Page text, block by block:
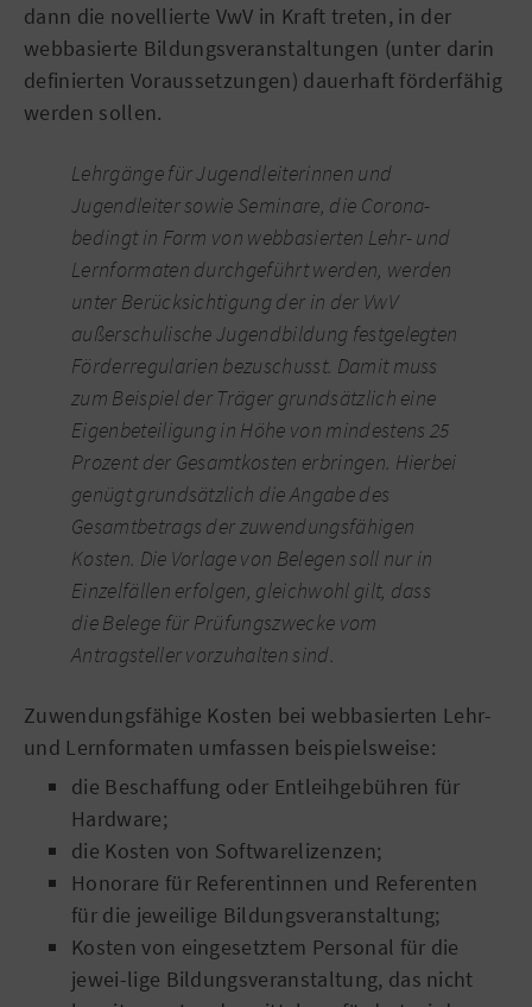
dann die novellierte VwV in Kraft treten, in der
webbasierte Bildungsveranstaltungen (unter darin
definierten Voraussetzungen) dauerhaft förderfähig
werden sollen.
Lehrgänge für Jugendleiterinnen und
Jugendleiter sowie Seminare, die Corona-
bedingt in Form von webbasierten Lehr- und
Lernformaten durchgeführt werden, werden
unter Berücksichtigung der in der VwV
außerschulische Jugendbildung festgelegten
Förderregularien bezuschusst. Damit muss
zum Beispiel der Träger grundsätzlich eine
Eigenbeteiligung in Höhe von mindestens 25
Prozent der Gesamtkosten erbringen. Hierbei
genügt grundsätzlich die Angabe des
Gesamtbetrags der zuwendungsfähigen
Kosten. Die Vorlage von Belegen soll nur in
Einzelfällen erfolgen, gleichwohl gilt, dass
die Belege für Prüfungszwecke vom
Antragsteller vorzuhalten sind.
Zuwendungsfähige Kosten bei webbasierten Lehr-
und Lernformaten umfassen beispielsweise:
die Beschaffung oder Entleihgebühren für
Hardware;
die Kosten von Softwarelizenzen;
Honorare für Referentinnen und Referenten
für die jeweilige Bildungsveranstaltung;
Kosten von eingesetztem Personal für die
jewei-lige Bildungsveranstaltung, das nicht